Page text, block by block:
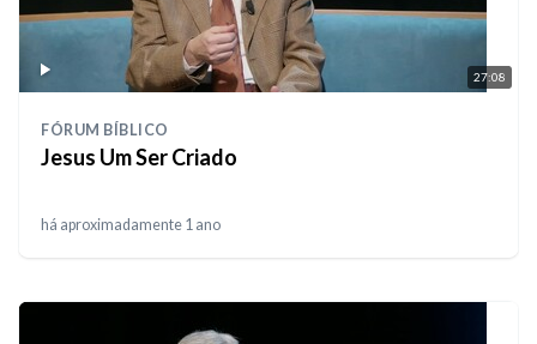
27:08
FÓRUM BÍBLICO
Jesus Um Ser Criado
há aproximadamente 1 ano